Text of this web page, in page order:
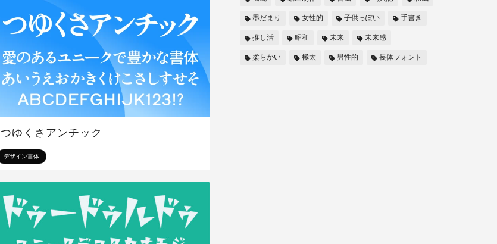
デザイン書体
つゆくさアンチック
墨だまり 女性的 子供っぽい 手書き
推し活 昭和 未来 未来感
柔らかい 極太 男性的 長体フォント